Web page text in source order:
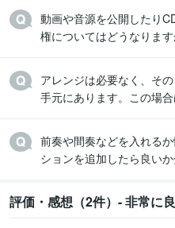
動画や音源を公開したり
権についてはどうなります
アレンジは必要なく、そ
手元にあります。この場
前奏や間奏などを入れる
ションを追加したら良いか
評価・感想（2件）- 非常に